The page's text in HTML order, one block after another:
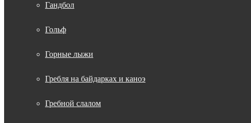
Гандбол
Гольф
Горные лыжи
Гребля на байдарках и каноэ
Гребной слалом